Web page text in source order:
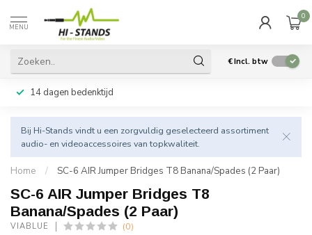
MENU
0
€Incl. btw
14 dagen bedenktijd
Bij Hi-Stands vindt u een zorgvuldig geselecteerd assortiment
audio- en videoaccessoires van topkwaliteit.
Home / SC-6 AIR Jumper Bridges T8 Banana/Spades (2 Paar)
SC-6 AIR Jumper Bridges T8
Banana/Spades (2 Paar)
VIABLUE (0)